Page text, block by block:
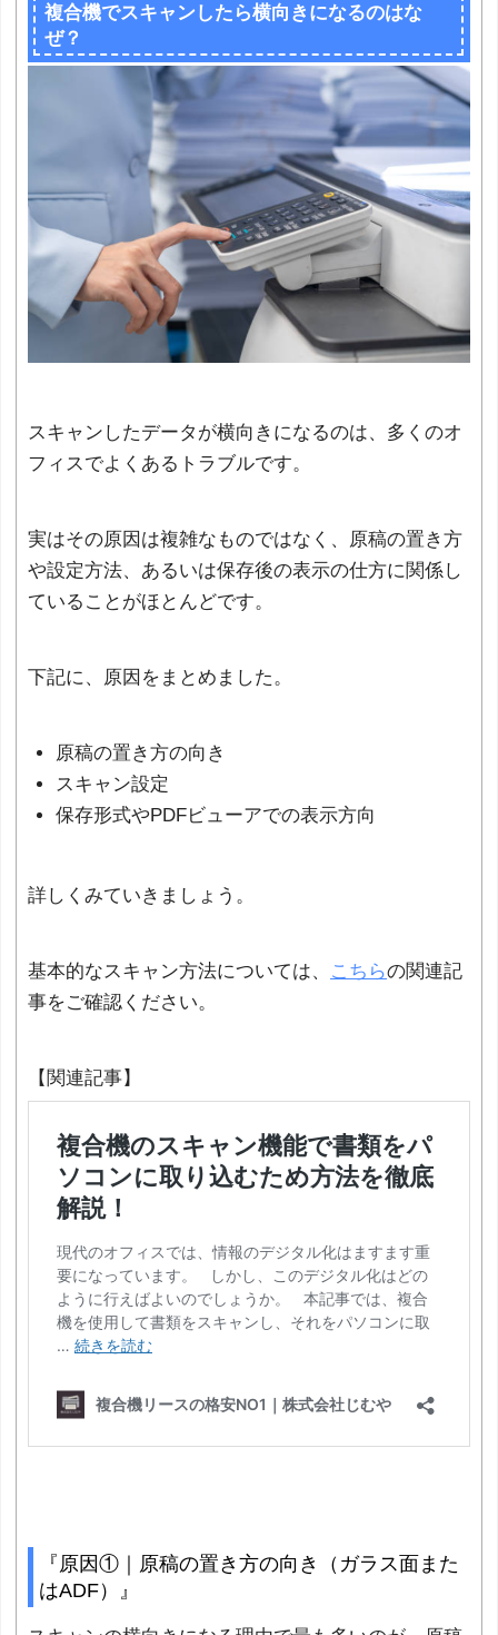
複合機でスキャンしたら横向きになるのはな
ぜ？
スキャンしたデータが横向きになるのは、多くのオ
フィスでよくあるトラブルです。
実はその原因は複雑なものではなく、原稿の置き方
や設定方法、あるいは保存後の表示の仕方に関係し
ていることがほとんどです。
下記に、原因をまとめました。
原稿の置き方の向き
スキャン設定
保存形式やPDFビューアでの表示方向
詳しくみていきましょう。
基本的なスキャン方法については、 こちらの関連記
事をご確認ください。
【関連記事】
『原因①｜原稿の置き方の向き（ガラス面また
はADF）』